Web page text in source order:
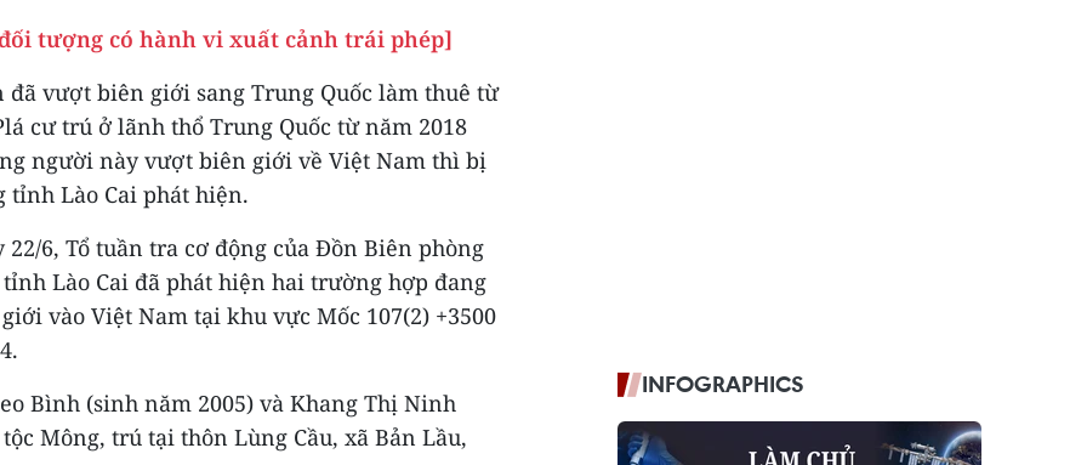
tượng có hành vi xuất cảnh trái phép]
vượt biên giới sang Trung Quốc làm thuê từ
cư trú ở lãnh thổ Trung Quốc từ năm 2018
người này vượt biên giới về Việt Nam thì bị
Lào Cai phát hiện.
6, Tổ tuần tra cơ động của Đồn Biên phòng
Lào Cai đã phát hiện hai trường hợp đang
vào Việt Nam tại khu vực Mốc 107(2) +3500
Bình (sinh năm 2005) và Khang Thị Ninh
Mông, trú tại thôn Lùng Cầu, xã Bản Lầu,
INFOGRAPHICS